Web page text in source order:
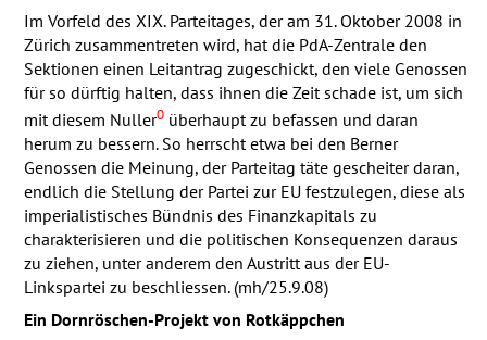
Im Vorfeld des XIX. Parteitages, der am 31. Oktober 2008 in
Zürich zusammentreten wird, hat die PdA-Zentrale den
Sektionen einen Leitantrag zugeschickt, den viele Genossen
für so dürftig halten, dass ihnen die Zeit schade ist, um sich
mit diesem Nuller0überhaupt zu befassen und daran
herum zu bessern. So herrscht etwa bei den Berner
Genossen die Meinung, der Parteitag täte gescheiter daran,
endlich die Stellung der Partei zur EU festzulegen, diese als
imperialistisches Bündnis des Finanzkapitals zu
charakterisieren und die politischen Konsequenzen daraus
zu ziehen, unter anderem den Austritt aus der EU-
Linkspartei zu beschliessen. (mh/25.9.08)
Ein Dornröschen-Projekt von Rotkäppchen